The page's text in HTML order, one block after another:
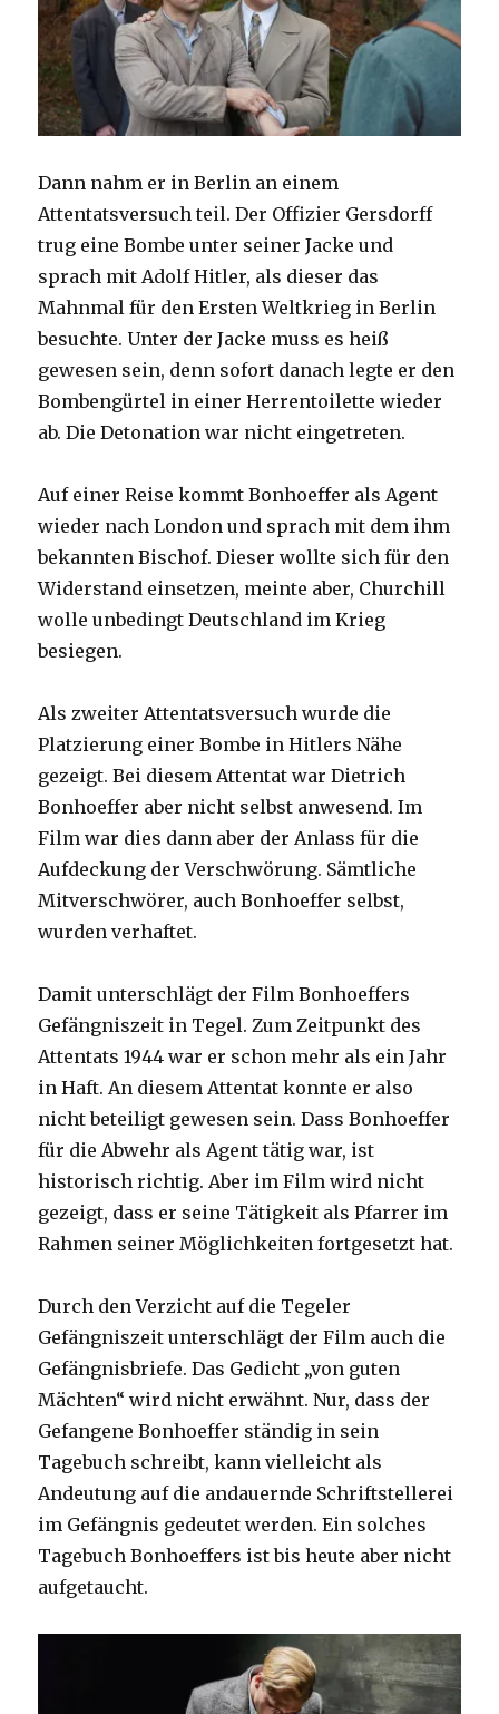
Dann nahm er in Berlin an einem
Attentatsversuch teil. Der Offizier Gersdorff
trug eine Bombe unter seiner Jacke und
sprach mit Adolf Hitler, als dieser das
Mahnmal für den Ersten Weltkrieg in Berlin
besuchte. Unter der Jacke muss es heiß
gewesen sein, denn sofort danach legte er den
Bombengürtel in einer Herrentoilette wieder
ab. Die Detonation war nicht eingetreten.
Auf einer Reise kommt Bonhoeffer als Agent
wieder nach London und sprach mit dem ihm
bekannten Bischof. Dieser wollte sich für den
Widerstand einsetzen, meinte aber, Churchill
wolle unbedingt Deutschland im Krieg
besiegen.
Als zweiter Attentatsversuch wurde die
Platzierung einer Bombe in Hitlers Nähe
gezeigt. Bei diesem Attentat war Dietrich
Bonhoeffer aber nicht selbst anwesend. Im
Film war dies dann aber der Anlass für die
Aufdeckung der Verschwörung. Sämtliche
Mitverschwörer, auch Bonhoeffer selbst,
wurden verhaftet.
Damit unterschlägt der Film Bonhoeffers
Gefängniszeit in Tegel. Zum Zeitpunkt des
Attentats 1944 war er schon mehr als ein Jahr
in Haft. An diesem Attentat konnte er also
nicht beteiligt gewesen sein. Dass Bonhoeffer
für die Abwehr als Agent tätig war, ist
historisch richtig. Aber im Film wird nicht
gezeigt, dass er seine Tätigkeit als Pfarrer im
Rahmen seiner Möglichkeiten fortgesetzt hat.
Durch den Verzicht auf die Tegeler
Gefängniszeit unterschlägt der Film auch die
Gefängnisbriefe. Das Gedicht „von guten
Mächten“ wird nicht erwähnt. Nur, dass der
Gefangene Bonhoeffer ständig in sein
Tagebuch schreibt, kann vielleicht als
Andeutung auf die andauernde Schriftstellerei
im Gefängnis gedeutet werden. Ein solches
Tagebuch Bonhoeffers ist bis heute aber nicht
aufgetaucht.